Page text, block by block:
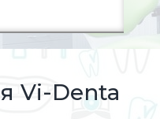
Vi-Denta